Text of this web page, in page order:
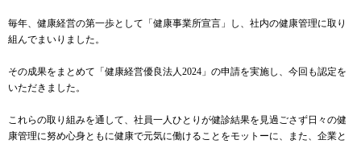
毎年、健康経営の第一歩として「健康事業所宣言」し、社内の健康管理に取り
組んでまいりました。
その成果をまとめて「健康経営優良法人2024」の申請を実施し、今回も認定を
いただきました。
これらの取り組みを通して、社員一人ひとりが健診結果を見過ごさず日々の健
康管理に努め心身ともに健康で元気に働けることをモットーに、また、企業と